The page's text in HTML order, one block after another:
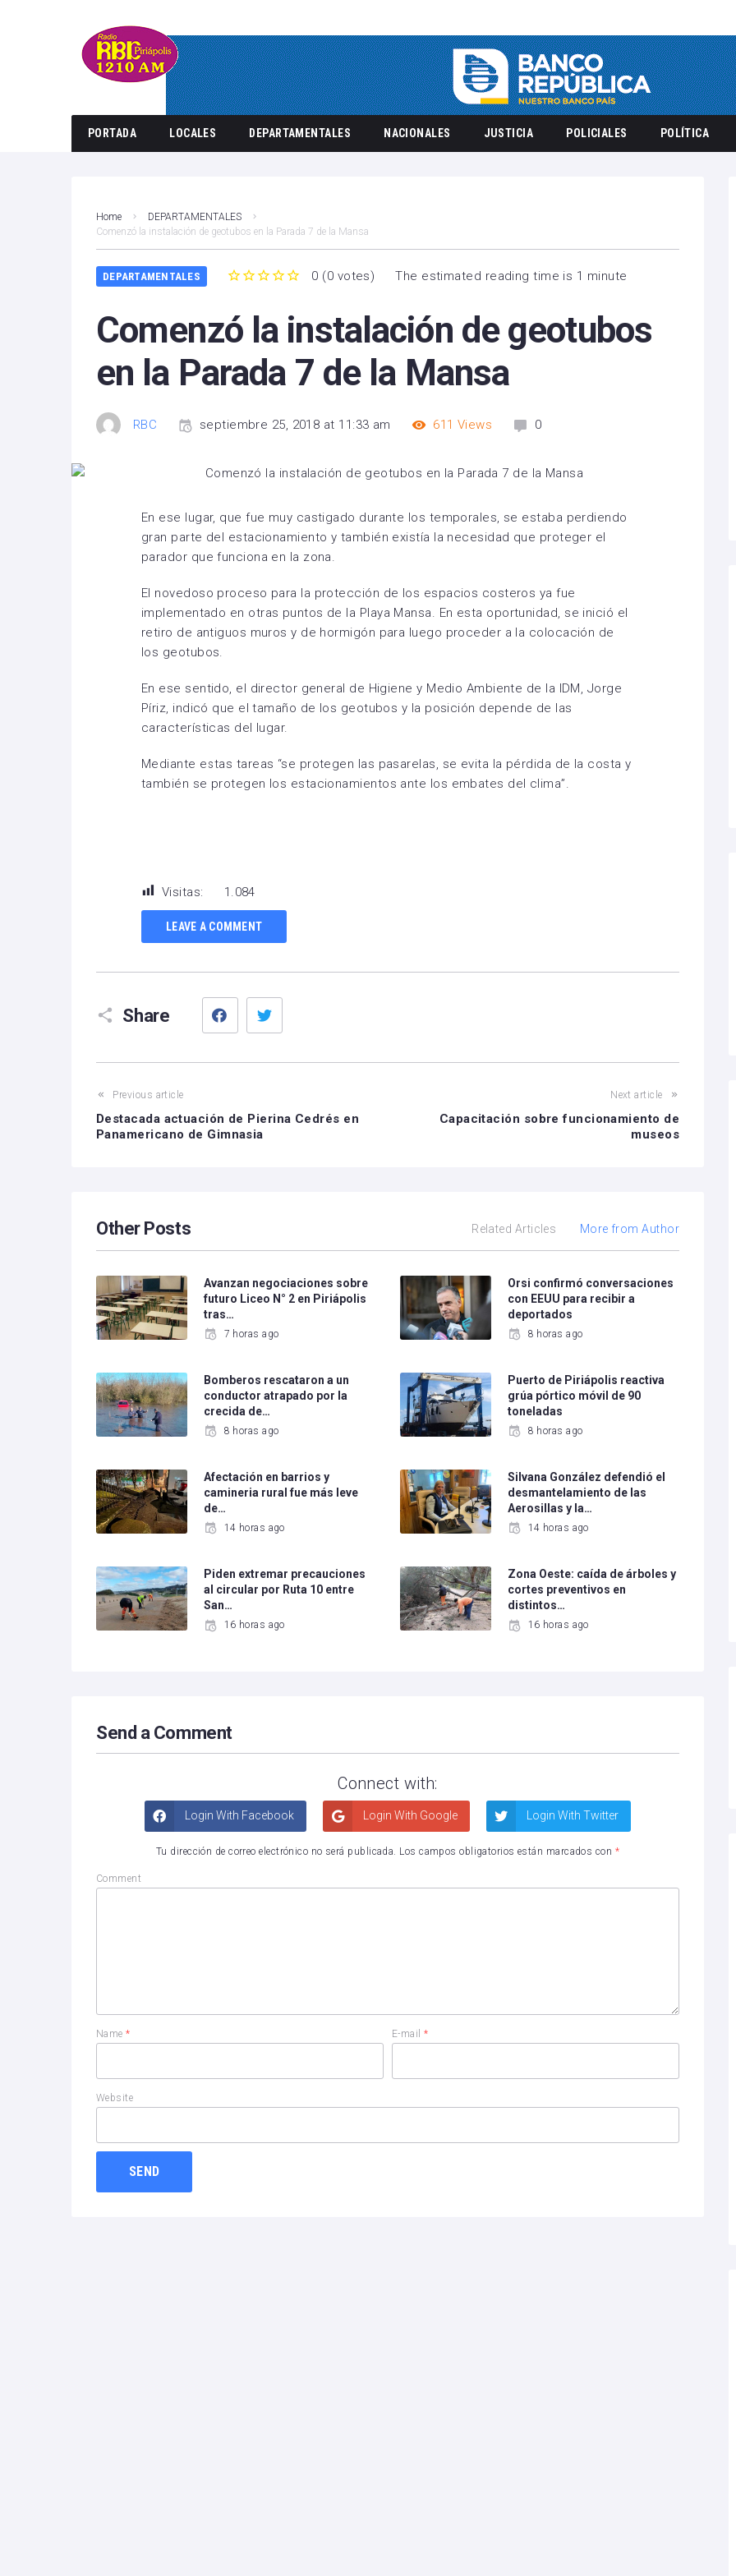
PORTADA LOCALES DEPARTAMENTALES NACIONALES JUSTICIA POLICIALES POLÍTICA
Home
DEPARTAMENTALES
Comenzó la instalación de geotubos en la Parada 7 de la Mansa
DEPARTAMENTALES 0 (0 votes) The estimated reading time is 1 minute
Comenzó la instalación de geotubos
en la Parada 7 de la Mansa
RBC septiembre 25, 2018 at 11:33 am 611 Views 0
En ese lugar, que fue muy castigado durante los temporales, se estaba perdiendo
gran parte del estacionamiento y también existía la necesidad que proteger el
parador que funciona en la zona.
El novedoso proceso para la protección de los espacios costeros ya fue
implementado en otras puntos de la Playa Mansa. En esta oportunidad, se inició el
retiro de antiguos muros y de hormigón para luego proceder a la colocación de
los geotubos.
En ese sentido, el director general de Higiene y Medio Ambiente de la IDM, Jorge
Píriz, indicó que el tamaño de los geotubos y la posición depende de las
características del lugar.
Mediante estas tareas “se protegen las pasarelas, se evita la pérdida de la costa y
también se protegen los estacionamientos ante los embates del clima”.
Visitas: 1.084
LEAVE A COMMENT
Share
Facebook
Previous article
Destacada actuación de Pierina Cedrés en
Panamericano de Gimnasia
Next article
Capacitación sobre funcionamiento de
museos
Other Posts Related Articles More from Author
Avanzan negociaciones sobre
futuro Liceo N° 2 en Piriápolis
tras…
7 horas ago
Orsi confirmó conversaciones
con EEUU para recibir a
deportados
8 horas ago
Bomberos rescataron a un
conductor atrapado por la
crecida de…
8 horas ago
Puerto de Piriápolis reactiva
grúa pórtico móvil de 90
toneladas
8 horas ago
Afectación en barrios y
camineria rural fue más leve
de…
14 horas ago
Silvana González defendió el
desmantelamiento de las
Aerosillas y la…
14 horas ago
Piden extremar precauciones
al circular por Ruta 10 entre
San…
16 horas ago
Zona Oeste: caída de árboles y
cortes preventivos en
distintos…
16 horas ago
Send a Comment
Connect with:
Login With Facebook Login With Google Login With Twitter
Tu dirección de correo electrónico no será publicada. Los campos obligatorios están marcados con *
Comment
Name* E-mail*
Website